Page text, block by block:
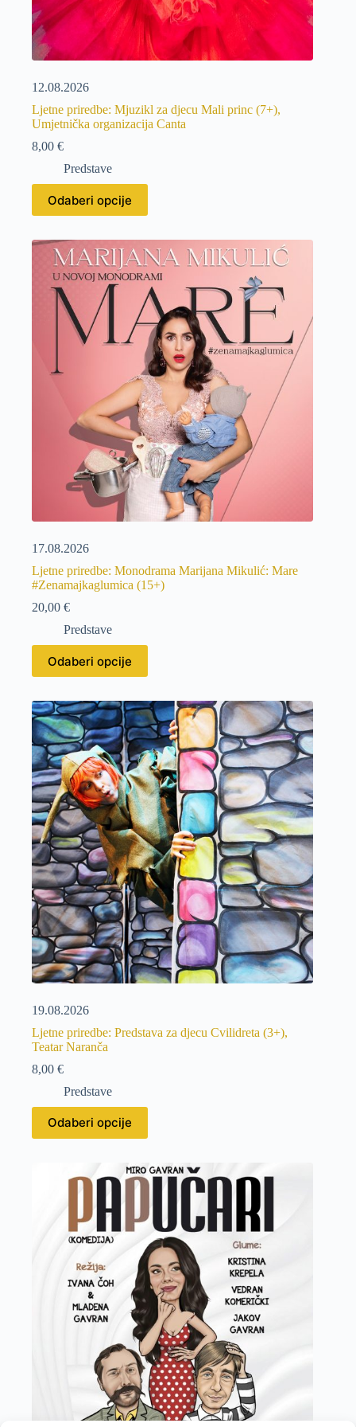
12.08.2026
Ljetne priredbe: Mjuzikl za djecu Mali princ (7+),
Umjetnička organizacija Canta
8,00 €
Predstave
Odaberi opcije
17.08.2026
Ljetne priredbe: Monodrama Marijana Mikulić: Mare
#Zenamajkaglumica (15+)
20,00 €
Predstave
Odaberi opcije
19.08.2026
Ljetne priredbe: Predstava za djecu Cvilidreta (3+),
Teatar Naranča
8,00 €
Predstave
Odaberi opcije